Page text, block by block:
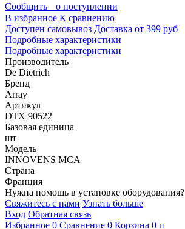
Сообщить о поступлении
В избранное К сравнению
Доступен самовывоз Доставка от 399 руб
Подробные характеристики
Подробные характеристики
Производитель
De Dietrich
Бренд
Array
Артикул
DTX 90522
Базовая единица
шт
Модель
INNOVENS MCA
Страна
Франция
Нужна помощь в установке оборудования?
Свяжитесь с нами Узнать больше
Вход Обратная связь
Избранное 0 Сравнение 0 Корзина 0 п